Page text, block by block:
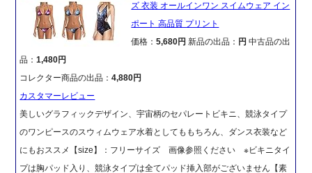
ズ 衣装 オールインワン スイムウェア イン
ポート 高品質 プリント
価格：5,680円新品の出品： 円 中古品の出
品：1,480円
コレクター商品の出品：4,880円
カスタマーレビュー
美しいグラフィックデザイン、宇宙柄のセパレートビキニ、競泳タイプ
のワンピースのスウィムウェア水着としてももちろん、ダンス衣装など
にもおススメ【size】：フリーサイズ 画像参照ください ※ビキニタイ
プは胸パッド入り、競泳タイプは全てパッド挿入部がございません【素